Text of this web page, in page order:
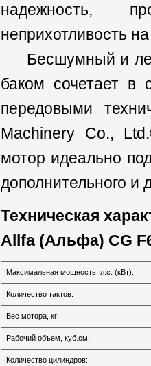
надежность,
неприхотливость
Бесшумный и
баком сочетает в
передовыми
Machinery Co.,
мотор идеально
дополнительного и
Техническая
Allfa (Альфа) CG
Максимальная мощность, л.с. (кВт):
Количество тактов:
Вес мотора, кг:
Рабочий объем, куб.см:
Количество цилиндров: